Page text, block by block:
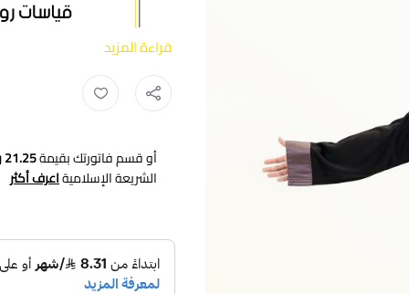
قراءة المزيد
ارواب , روب تخرج اطفال ,
أو قسم فاتورتك بقيمة21.25 ر.س
الشريعة الإسلاميةاعرف أكثر